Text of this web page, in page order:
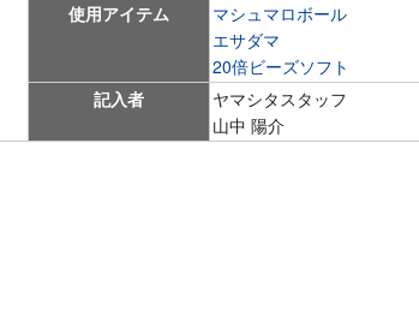
使用アイテム
マシュマロボール
エサダマ
20倍ビーズソフト
記入者
ヤマシタスタッフ
山中 陽介